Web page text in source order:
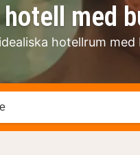
med
hotellrum med
hotell, område eller